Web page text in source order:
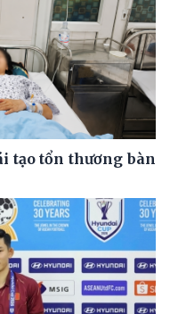
tạo tổn thương bàn